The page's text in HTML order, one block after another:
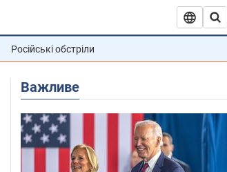
Російські обстріли
Важливе